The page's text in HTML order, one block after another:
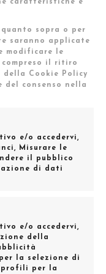
caratteristiche e
sopra o per
saranno applicate
modificare le
compreso il ritiro
Cookie Policy
del consenso nella
e/o accedervi,
Misurare le
il pubblico
di dati
e/o accedervi,
della
la selezione di
profili per la
MILANO
– Milano
0289760102